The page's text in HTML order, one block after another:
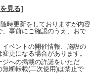
見る]
時更新をしておりますが内容
事前にご確認のうえ、おで
ベントの開催情報、施設の
更になる場合があります。
への掲載の許諾をいただ
断転載(二次使用)は禁止で